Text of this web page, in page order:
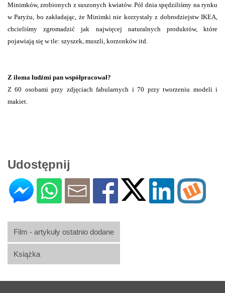
Film - artykuły ostatnio dodane
Książka
Minimków, zrobionych z suszonych kwiatów. Pół dnia spędziliśmy na rynku
w Paryżu, bo zakładając, że Minimki nie korzystały z dobrodziejstw IKEA,
chcieliśmy zgromadzić jak najwięcej naturalnych produktów, które
pojawiają się w tle: szyszek, muszli, korzonków itd.
Z iloma ludźmi pan współpracował?
Z 60 osobami przy zdjęciach fabularnych i 70 przy tworzeniu modeli i
makiet.
Udostępnij